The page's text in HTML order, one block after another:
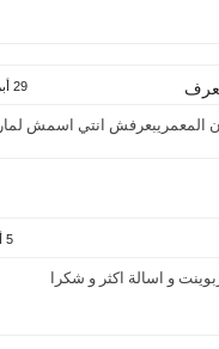
29 أبريل 2025 في 10:43 م
المعمريبعرفش انتي اسمش لمار
5 أبريل 2025 في 8:18 م
و اسالة اكثر و شكرا